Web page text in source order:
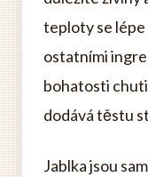
teploty se lépe
ostatními
bohatosti
dodává těstu
Jablka jsou